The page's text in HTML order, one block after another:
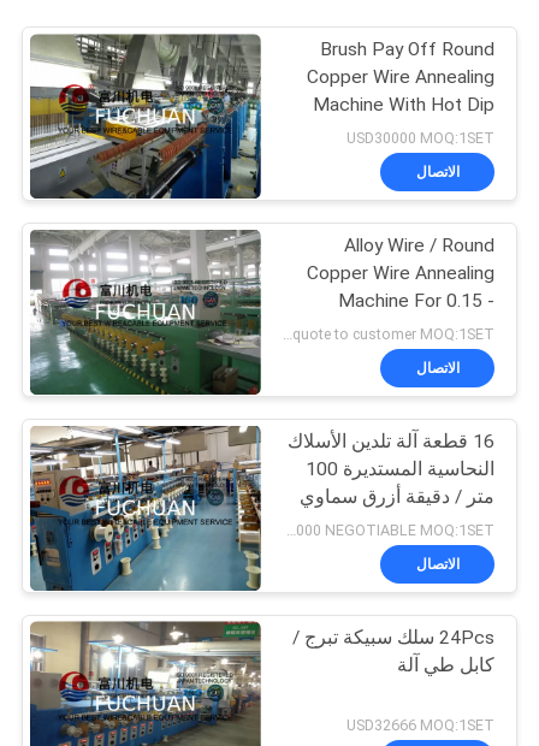
Brush Pay Off Round
Copper Wire Annealing
Machine With Hot Dip
Tinned Mehod
USD30000 MOQ:1SET
الاتصال
Alloy Wire / Round
Copper Wire Annealing
Machine For 0.15 -
0.64mm Wire 40 Pcs
الاتصال
16 قطعة آلة تلدين الأسلاك
النحاسية المستديرة 100
متر / دقيقة أزرق سماوي
مع فرشاة سداد
الاتصال
24Pcs سلك سبيكة تبرج /
كابل طي آلة
USD32666 MOQ:1SET